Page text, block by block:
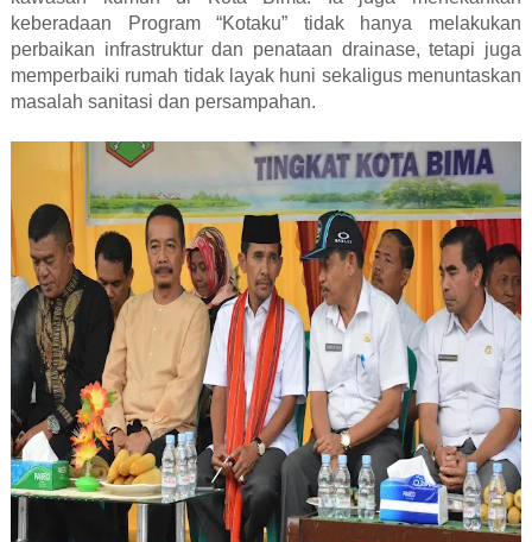
keberadaan Program “Kotaku” tidak hanya melakukan
perbaikan infrastruktur dan penataan drainase, tetapi juga
memperbaiki rumah tidak layak huni sekaligus menuntaskan
masalah sanitasi dan persampahan.